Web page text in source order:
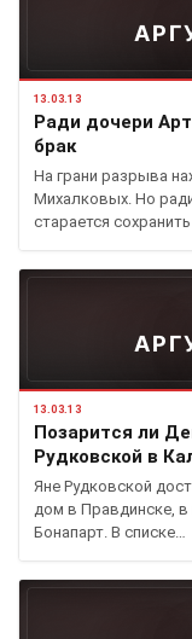
13.03.13
Ради дочери
брак
На грани разрыва
Михалковых. Но
старается
13.03.13
Позарится ли
Рудковской в
Яне Рудковской
дом в Правдинске,
Бонапарт. В списке…